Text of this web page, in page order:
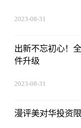
2023-08-31
出新不忘初心！
件升级
2023-08-31
漫评美对华投资